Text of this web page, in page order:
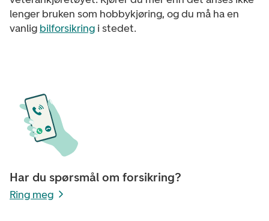
lenger bruken som hobbykjøring, og du må ha en
vanlig bilforsikring i stedet.
Har du spørsmål om forsikring?
Ring meg